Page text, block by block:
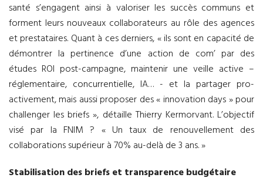
santé s’engagent ainsi à valoriser les succès communs et
forment leurs nouveaux collaborateurs au rôle des agences
et prestataires. Quant à ces derniers, « ils sont en capacité de
démontrer la pertinence d’une action de com’ par des
études ROI post-campagne, maintenir une veille active –
réglementaire, concurrentielle, IA… - et la partager pro-
activement, mais aussi proposer des « innovation days » pour
challenger les briefs », détaille Thierry Kermorvant. L’objectif
visé par la FNIM ? « Un taux de renouvellement des
collaborations supérieur à 70% au-delà de 3 ans. »
Stabilisation des briefs et transparence budgétaire